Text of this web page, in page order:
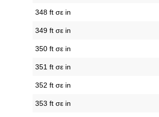
348 ft σε in
349 ft σε in
350 ft σε in
351 ft σε in
352 ft σε in
353 ft σε in